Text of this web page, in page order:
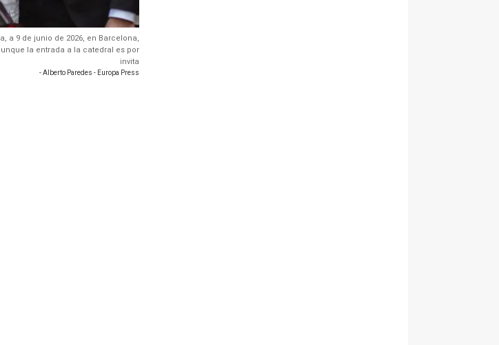
a 9 de junio de 2026, en Barcelona,
la entrada a la catedral es por
invita
- Alberto Paredes - Europa Press